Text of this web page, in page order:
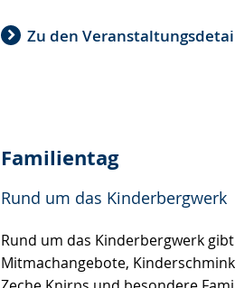
Zu den
Familientag
Rund um das Kinderbergwerk
Rund um das Kinderbergwerk
Mitmachangebote,